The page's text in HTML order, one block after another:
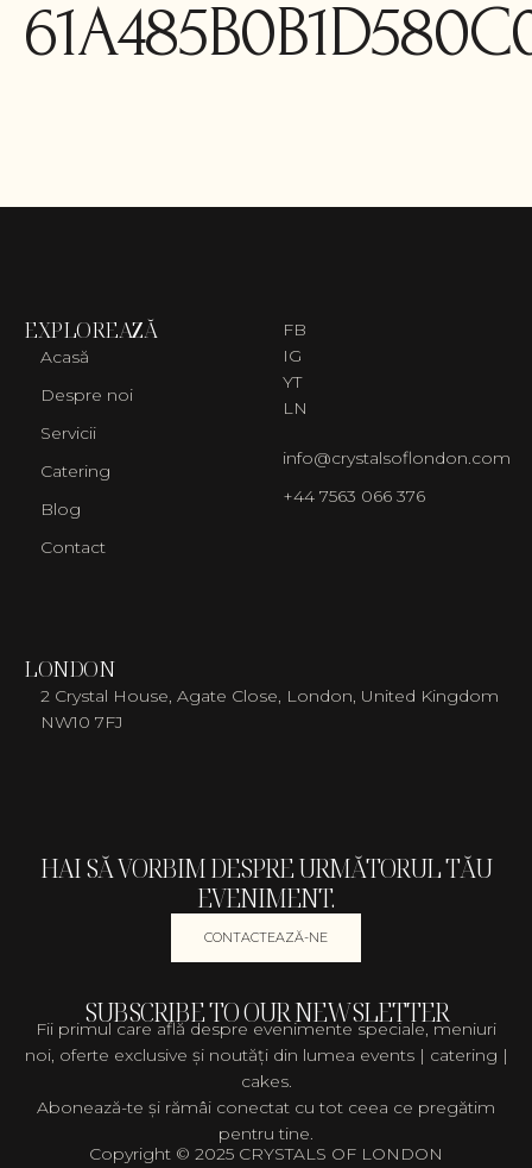
EXPLOREAZĂ
Acasă
Despre noi
Servicii
Catering
Blog
Contact
FB
IG
YT
LN
info@crystalsoflondon.com
+44 7563 066 376
LONDON
2 Crystal House, Agate Close, London, United Kingdom
NW10 7FJ
HAI SĂ VORBIM DESPRE URMĂTORUL TĂU
EVENIMENT.
CONTACTEAZĂ-NE
SUBSCRIBE TO OUR NEWSLETTER
Fii primul care află despre evenimente speciale, meniuri
noi, oferte exclusive și noutăți din lumea events | catering |
cakes.
Abonează-te și rămâi conectat cu tot ceea ce pregătim
pentru tine.
Copyright © 2025 CRYSTALS OF LONDON